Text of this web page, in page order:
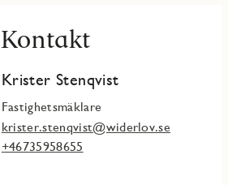
Kontakt
Krister Stenqvist
Fastighetsmäklare
krister.stenqvist@widerlov.se
+46735958655